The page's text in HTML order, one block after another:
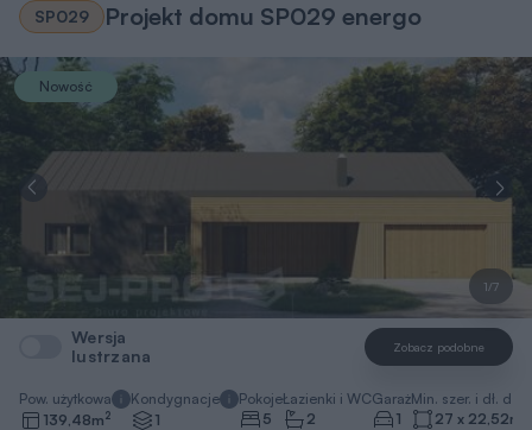
SP029 Projekt domu SP029 energo
1/7
Nowość
Wersja
lustrzana
Zobacz podobne
Pow. użytkowa
139,48m2
Kondygnacje
1
Pokoje
5
Łazienki i WC
2
Garaż
1
Min. szer. i dł.
27 x 22,52m